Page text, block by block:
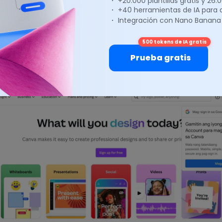
ideas. Puedes elegir entre diferentes estilos y lenguajes
a continuación para aprender cómo acceder a ellas.
no tienes una cuenta en Canva, visita el sitio web de
y sigue las indicaciones para crear tu cuenta Si ya la
y utiliza tus detalles de inicio de sesión.
・ +40 herramientas de IA
・ Integración con Nano
500 tokens de IA gratis
Prueba gratis